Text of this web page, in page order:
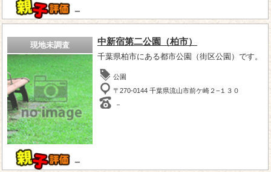
－
現地未調査
－
中新宿第二公園（柏市）
千葉県柏市にある都市公園（街区公園）です。
公園
〒270-0144 千葉県流山市前ケ崎２−１３０
－